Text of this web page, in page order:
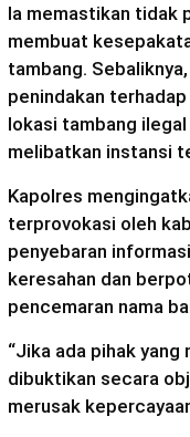
Ia memastikan tidak
membuat
tambang.
penindakan
lokasi tambang
melibatkan instansi
Kapolres
terprovokasi oleh
penyebaran
keresahan dan
pencemaran nama
“Jika ada pihak yang
dibuktikan secara
merusak